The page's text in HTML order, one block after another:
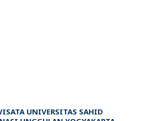
UNIVERSITAS SAHID